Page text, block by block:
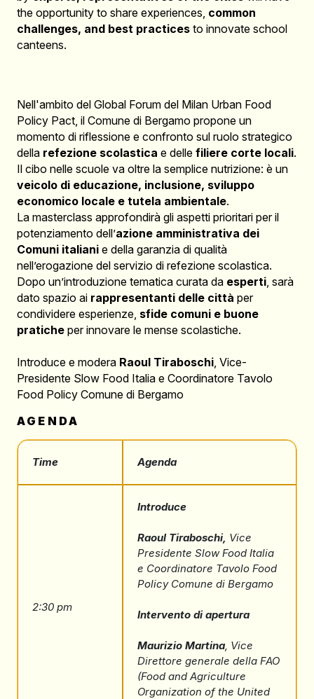
the opportunity to share experiences, common
challenges, and best practices to innovate school
canteens.
Nell'ambito del Global Forum del Milan Urban Food
Policy Pact, il Comune di Bergamo propone un
momento di riflessione e confronto sul ruolo strategico
della refezione scolastica e delle filiere corte locali.
Il cibo nelle scuole va oltre la semplice nutrizione: è un
veicolo di educazione, inclusione, sviluppo
economico locale e tutela ambientale.
La masterclass approfondirà gli aspetti prioritari per il
potenziamento dell’azione amministrativa dei
Comuni italiani e della garanzia di qualità
nell’erogazione del servizio di refezione scolastica.
Dopo un’introduzione tematica curata da esperti , sarà
dato spazio ai rappresentanti delle città per
condividere esperienze, sfide comuni e buone
pratiche per innovare le mense scolastiche.
Introduce e modera Raoul Tiraboschi , Vice-
Presidente Slow Food Italia e Coordinatore Tavolo
Food Policy Comune di Bergamo
AGENDA
Time Agenda
2:30 pm
Introduce
Raoul Tiraboschi, Vice
Presidente Slow Food Italia
e Coordinatore Tavolo Food
Policy Comune di Bergamo
Intervento di apertura
Maurizio Martina, Vice
Direttore generale della FAO
(Food and Agriculture
Organization of the United